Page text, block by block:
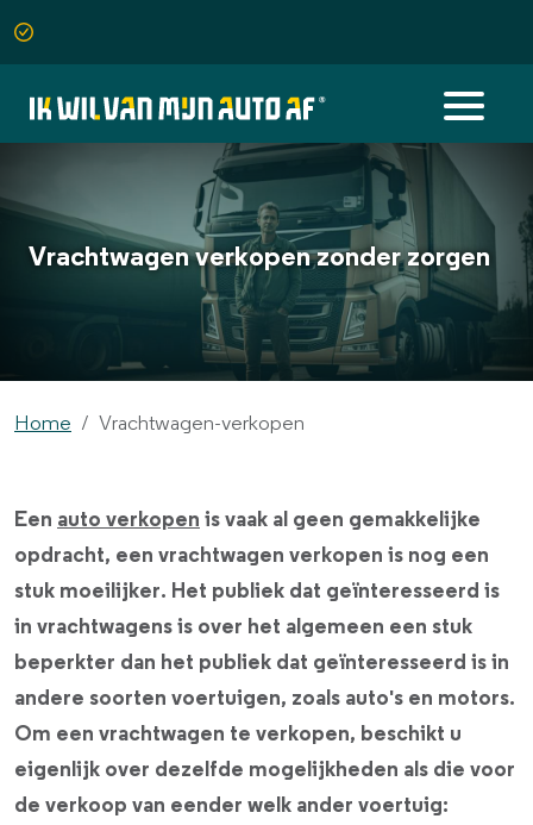
Vrachtwagen verkopen zonder zorgen
Home Vrachtwagen-verkopen
Een auto verkopen is vaak al geen gemakkelijke
opdracht, een vrachtwagen verkopen is nog een
stuk moeilijker. Het publiek dat geïnteresseerd is
in vrachtwagens is over het algemeen een stuk
beperkter dan het publiek dat geïnteresseerd is in
andere soorten voertuigen, zoals auto's en motors.
Om een vrachtwagen te verkopen, beschikt u
eigenlijk over dezelfde mogelijkheden als die voor
de verkoop van eender welk ander voertuig: